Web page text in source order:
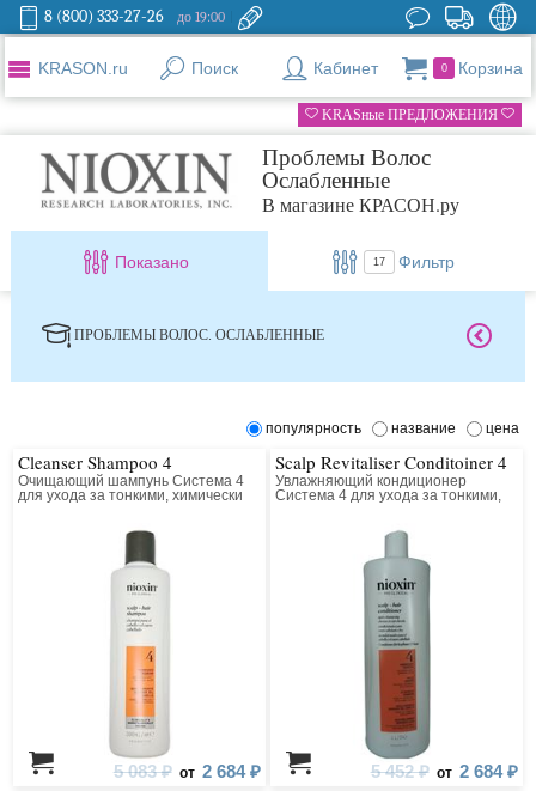
8 (800) 333-27-26 до 19:00
KRASON.ru Поиск Кабинет 0 Корзина
KRASные ПРЕДЛОЖЕНИЯ
Проблемы Волос
Ослабленные
В магазине КРАСОН.ру
Показано 17 Фильтр
ПРОБЛЕМЫ ВОЛОС. ОСЛАБЛЕННЫЕ
популярность название цена
Cleanser Shampoo 4
Очищающий шампунь Система 4
для ухода за тонкими, химически
5 083 ₽ от 2 684 ₽
Scalp Revitaliser Conditoiner 4
Увлажняющий кондиционер
Система 4 для ухода за тонкими,
(заметно редеющими)
5 452 ₽ от 2 684 ₽